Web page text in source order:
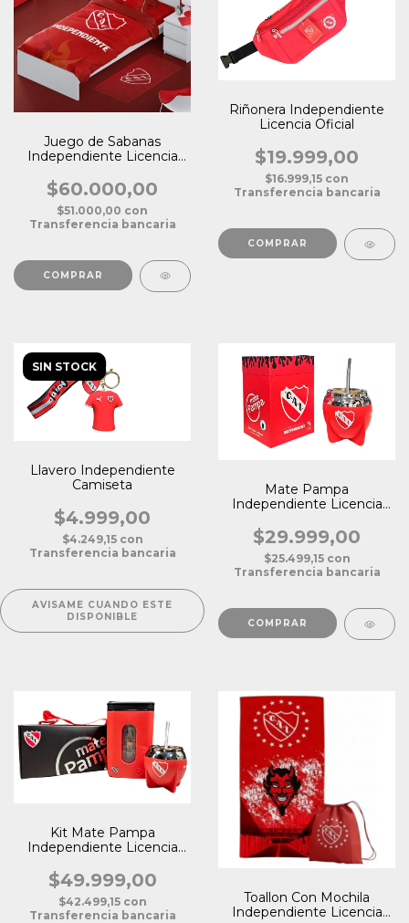
Juego de Sabanas
Independiente Licencia
$60.000,00
$51.000,00 con
Transferencia bancaria
Riñonera Independiente
Licencia Oficial
$19.999,00
$16.999,15 con
Transferencia bancaria
SIN STOCK
Llavero Independiente
Camiseta
$4.999,00
$4.249,15 con
Transferencia bancaria
AVISAME CUANDO ESTE
DISPONIBLE
Mate Pampa
Independiente Licencia
$29.999,00
$25.499,15 con
Transferencia bancaria
Kit Mate Pampa
Independiente Licencia
$49.999,00
$42.499,15 con
Transferencia bancaria
Toallon Con Mochila
Independiente Licencia